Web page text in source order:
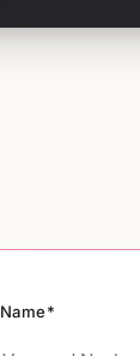
Name*